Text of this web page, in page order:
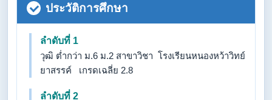
ประวัติการศึกษา
ลำดับที่ 1
วุฒิ ต่ำกว่า ม.6 ม.2 สาขาวิชา โรงเรียนหนองหว้าวิทย์
ยาสรรค์ เกรดเฉลี่ย 2.8
ลำดับที่ 2